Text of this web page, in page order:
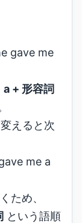
gave me
a + 形容詞
えると次
me a
ため、
という語順